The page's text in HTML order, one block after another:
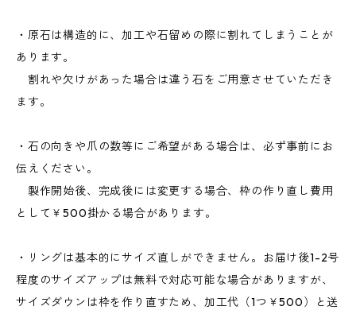
・原石は構造的に、加工や石留めの際に割れてしまうことが
あります。
割れや欠けがあった場合は違う石をご用意させていただき
ます。
・石の向きや爪の数等にご希望がある場合は、必ず事前にお
伝えください。
製作開始後、完成後には変更する場合、枠の作り直し費用
として￥500掛かる場合があります。
・リングは基本的にサイズ直しができません。お届け後1-2号
程度のサイズアップは無料で対応可能な場合がありますが、
サイズダウンは枠を作り直すため、加工代（1つ￥500）と送